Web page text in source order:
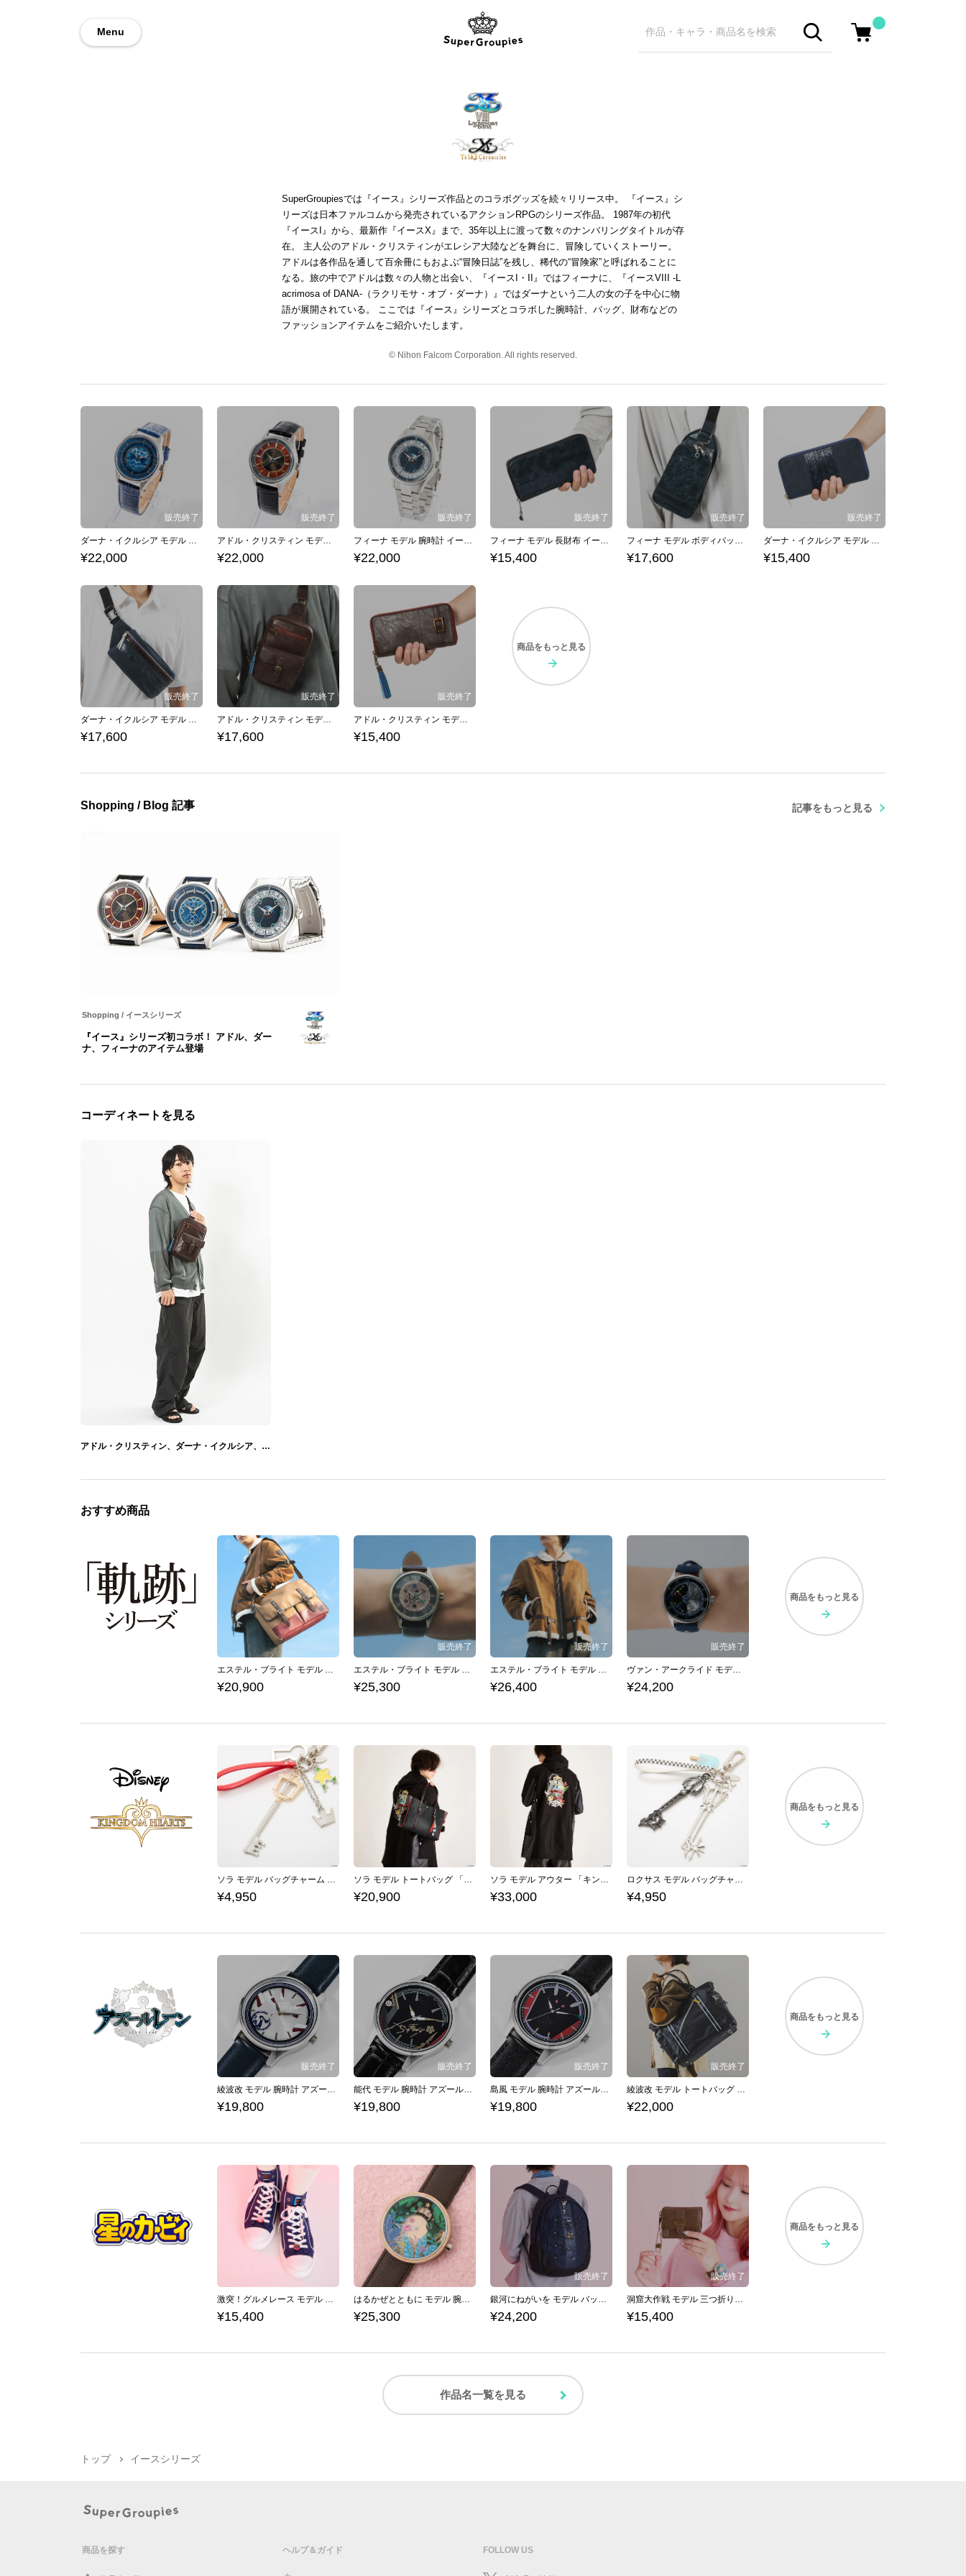
Menu
SuperGroupiesでは『イース』シリーズ作品とのコラボグッズを続々リリース中。 『イース』シ
リーズは日本ファルコムから発売されているアクションRPGのシリーズ作品。 1987年の初代
『イースI』から、最新作『イースX』まで、35年以上に渡って数々のナンバリングタイトルが存
在。 主人公のアドル・クリスティンがエレシア大陸などを舞台に、冒険していくストーリー。
アドルは各作品を通して百余冊にもおよぶ“冒険日誌”を残し、稀代の“冒険家”と呼ばれることに
なる。旅の中でアドルは数々の人物と出会い、『イースI・II』ではフィーナに、『イースVIII -L
acrimosa of DANA-（ラクリモサ・オブ・ダーナ）』ではダーナという二人の女の子を中心に物
語が展開されている。 ここでは『イース』シリーズとコラボした腕時計、バッグ、財布などの
ファッションアイテムをご紹介いたします。
© Nihon Falcom Corporation. All rights reserved.
ダーナ・イクルシア モデル 腕時計 イースシリーズ イースVIII -Lacrimosa of DANA-
¥22,000
アドル・クリスティン モデル 腕時計 イースシリーズ イースVIII -Lacrimosa of DANA-
¥22,000
フィーナ モデル 腕時計 イースシリーズ イースI
¥22,000
フィーナ モデル 長財布 イースシリーズ イースI
¥15,400
フィーナ モデル ボディバッグ イースシリーズ イースI
¥17,600
ダーナ・イクルシア モデル 長財布 イースシリーズ イースVIII -Lacrimosa of DANA-
¥15,400
ダーナ・イクルシア モデル ボディバッグ イースシリーズ イースVIII -Lacrimosa of DANA-
¥17,600
アドル・クリスティン モデル ボディバッグ イースシリーズ イースVIII -Lacrimosa of DANA-
¥17,600
アドル・クリスティン モデル 長財布 イースシリーズ イースVIII -Lacrimosa of DANA-
¥15,400
商品を もっと見る
Shopping / Blog 記事 記事をもっと見る
Shopping / イースシリーズ
『イース』シリーズ初コラボ！ アドル、ダー
ナ、フィーナのアイテム登場
コーディネートを見る
アドル・クリスティン、ダーナ・イクルシア、フィーナ モデル 腕時計&バッグ イースシリーズ
おすすめ商品
エステル・ブライト モデル ショルダーバッグ 「軌跡」シリーズ 空の軌跡 the 1st
¥20,900
エステル・ブライト モデル 腕時計 「軌跡」シリーズ 空の軌跡 the 1st
¥25,300
エステル・ブライト モデル ジャケット 「軌跡」シリーズ 空の軌跡 the 1st
¥26,400
ヴァン・アークライド モデル 腕時計 「軌跡」シリーズ 英雄伝説 界の軌跡
¥24,200
商品を もっと見る
ソラ モデル バッグチャーム 「キングダム ハーツ」シリーズ
¥4,950
ソラ モデル トートバッグ 「キングダム ハーツ」シリーズ
¥20,900
ソラ モデル アウター 「キングダム ハーツ」シリーズ
¥33,000
ロクサス モデル バッグチャーム 「キングダム ハーツ」シリーズ
¥4,950
商品を もっと見る
綾波改 モデル 腕時計 アズールレーン
¥19,800
能代 モデル 腕時計 アズールレーン
¥19,800
島風 モデル 腕時計 アズールレーン
¥19,800
綾波改 モデル トートバッグ アズールレーン
¥22,000
商品を もっと見る
激突！グルメレース モデル ハイカットスニーカー 『星のカービィ スーパーデラックス』 （ 2024Ver. ）
¥15,400
はるかぜとともに モデル 腕時計 『星のカービィ スーパーデラックス』 （ 2024Ver. ）
¥25,300
銀河にねがいを モデル バックパック 『星のカービィ スーパーデラックス』 （ 2024Ver. ）
¥24,200
洞窟大作戦 モデル 三つ折り財布 『星のカービィ スーパーデラックス』 （ 2024Ver. ）
¥15,400
商品を もっと見る
作品名一覧を見る
トップ イースシリーズ
商品を探す ヘルプ＆ガイド FOLLOW US